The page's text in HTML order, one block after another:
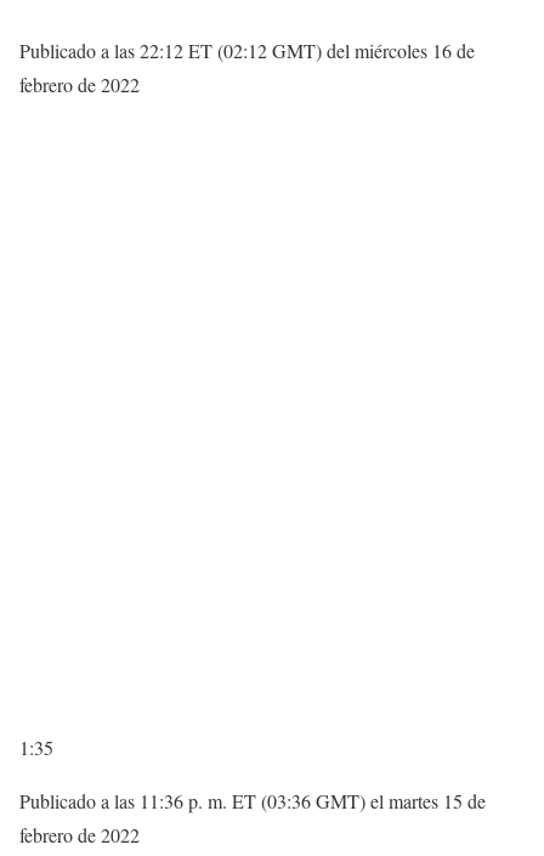
Publicado a las 22:12 ET (02:12 GMT) del miércoles 16 de
febrero de 2022
1:35
Publicado a las 11:36 p. m. ET (03:36 GMT) el martes 15 de
febrero de 2022